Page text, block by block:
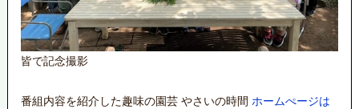
皆で記念撮影
番組内容を紹介した趣味の園芸 やさいの時間 ホームぺージは